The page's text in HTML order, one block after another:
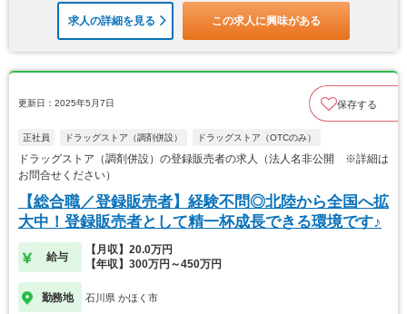
求人の詳細を見る この求人に興味がある
更新日：2025年5月7日 保存する
正社員 ドラッグストア（調剤併設） ドラッグストア（OTCのみ）
ドラッグストア（調剤併設）の登録販売者の求人（法人名非公開 ※詳細は
お問合せください）
【総合職／登録販売者】経験不問◎北陸から全国へ拡
大中！登録販売者として精一杯成長できる環境です♪
給与
【月収】20.0万円
【年収】300万円～450万円
勤務地 石川県 かほく市